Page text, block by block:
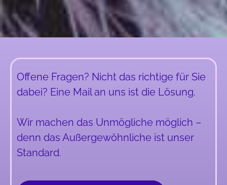
v
Offene Fragen? Nicht das richtige für Sie
dabei? Eine Mail an uns ist die Lösung.
Wir machen das Unmögliche möglich –
denn das Außergewöhnliche ist unser
Standard.